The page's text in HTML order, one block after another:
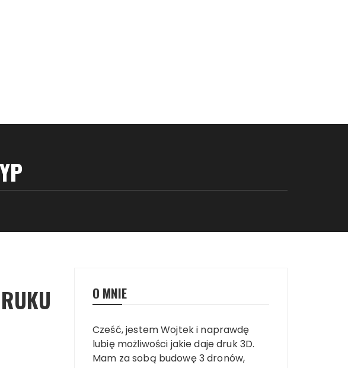
O MNIE
Cześć, jestem Wojtek i naprawdę
lubię możliwości jakie daje druk 3D.
Mam za sobą budowę 3 dronów,